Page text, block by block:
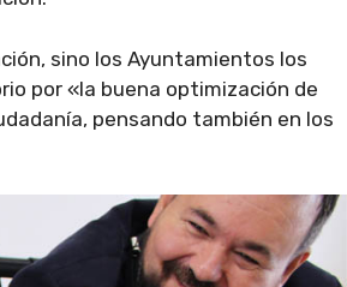
sino los Ayuntamientos los
por «la buena optimización de
pensando también en los